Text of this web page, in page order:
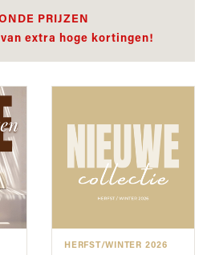
PRIJZEN
extra hoge kortingen!
HERFST/WINTER 2026